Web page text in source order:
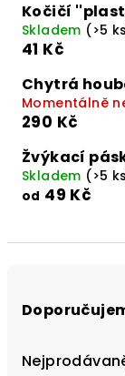
Kočičí
Skladem (>5
41 Kč
Chytrá
Momentálně
290 Kč
Žvýkací
Skladem (>5
od 49 Kč